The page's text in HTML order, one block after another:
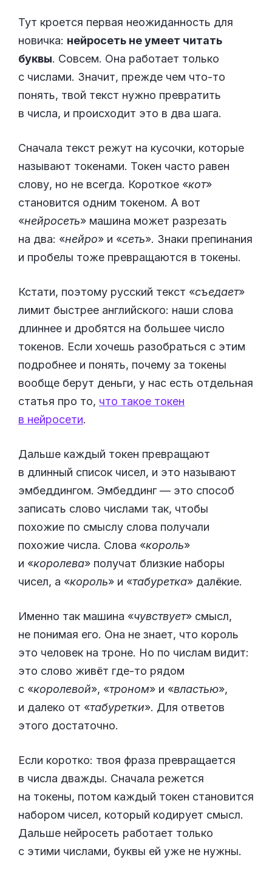
Тут кроется первая неожиданность для
новичка: нейросеть не умеет читать
буквы. Совсем. Она работает только
с числами. Значит, прежде чем что-то
понять, твой текст нужно превратить
в числа, и происходит это в два шага.
Сначала текст режут на кусочки, которые
называют токенами. Токен часто равен
слову, но не всегда. Короткое «кот»
становится одним токеном. А вот
«нейросеть» машина может разрезать
на два: «нейро» и «сеть». Знаки препинания
и пробелы тоже превращаются в токены.
Кстати, поэтому русский текст «съедает»
лимит быстрее английского: наши слова
длиннее и дробятся на большее число
токенов. Если хочешь разобраться с этим
подробнее и понять, почему за токены
вообще берут деньги, у нас есть отдельная
статья про то, что такое токен
в нейросети.
Дальше каждый токен превращают
в длинный список чисел, и это называют
эмбеддингом. Эмбеддинг — это способ
записать слово числами так, чтобы
похожие по смыслу слова получали
похожие числа. Слова «король»
и «королева» получат близкие наборы
чисел, а «король» и «табуретка» далёкие.
Именно так машина «чувствует» смысл,
не понимая его. Она не знает, что король
это человек на троне. Но по числам видит:
это слово живёт где-то рядом
с «королевой», «троном» и «властью»,
и далеко от «табуретки». Для ответов
этого достаточно.
Если коротко: твоя фраза превращается
в числа дважды. Сначала режется
на токены, потом каждый токен становится
набором чисел, который кодирует смысл.
Дальше нейросеть работает только
с этими числами, буквы ей уже не нужны.